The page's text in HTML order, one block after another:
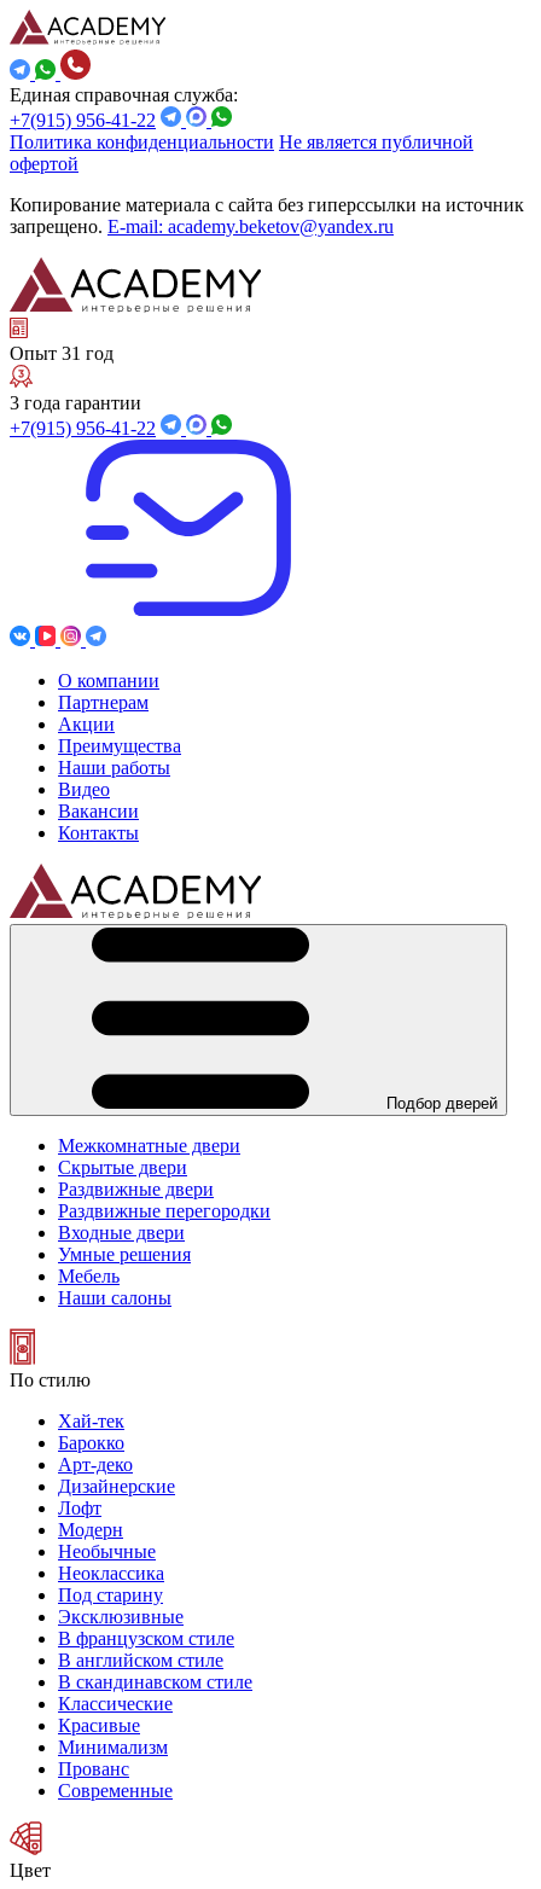
Единая справочная служба:
+7(915) 956-41-22
Политика конфиденциальности Не является публичной
офертой
Копирование материала с сайта без гиперссылки на источник
запрещено. E-mail: academy.beketov@yandex.ru
Опыт 31 год
3 года гарантии
+7(915) 956-41-22
О компании
Партнерам
Акции
Преимущества
Наши работы
Видео
Вакансии
Контакты
Подбор дверей
Межкомнатные двери
Скрытые двери
Раздвижные двери
Раздвижные перегородки
Входные двери
Умные решения
Мебель
Наши салоны
По стилю
Хай-тек
Барокко
Арт-деко
Дизайнерские
Лофт
Модерн
Необычные
Неоклассика
Под старину
Эксклюзивные
В французском стиле
В английском стиле
В скандинавском стиле
Классические
Красивые
Минимализм
Прованс
Современные
Цвет